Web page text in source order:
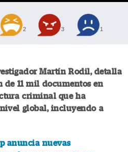
2 3 1
Martín Rodil, detalla
11 mil documentos en
criminal que ha
global, incluyendo a
anuncia nuevas